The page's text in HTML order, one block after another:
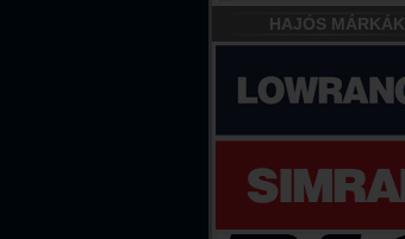
HAJÓS MÁRKÁK